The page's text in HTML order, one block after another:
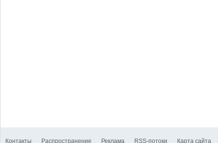
Контакты Распространение Реклама RSS-потоки Карта сайта